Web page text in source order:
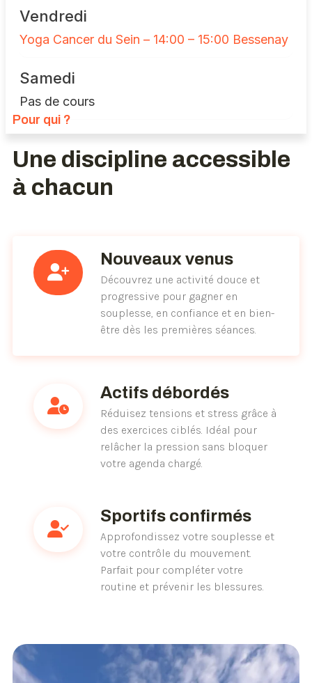
Vendredi
Yoga Cancer du Sein – 14:00 – 15:00 Bessenay
Samedi
Pas de cours
Pour qui ?
Une discipline accessible
à chacun
Nouveaux venus
Découvrez une activité douce et
progressive pour gagner en
souplesse, en confiance et en bien-
être dès les premières séances.
Actifs débordés
Réduisez tensions et stress grâce à
des exercices ciblés. Idéal pour
relâcher la pression sans bloquer
votre agenda chargé.
Sportifs confirmés
Approfondissez votre souplesse et
votre contrôle du mouvement.
Parfait pour compléter votre
routine et prévenir les blessures.